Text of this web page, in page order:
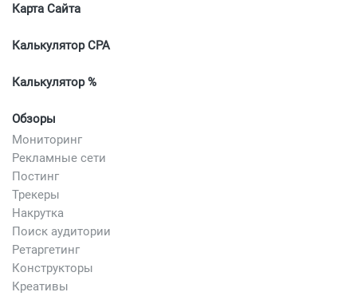
Карта Сайта
Калькулятор CPA
Калькулятор %
Обзоры
Мониторинг
Рекламные сети
Постинг
Трекеры
Накрутка
Поиск аудитории
Ретаргетинг
Конструкторы
Креативы